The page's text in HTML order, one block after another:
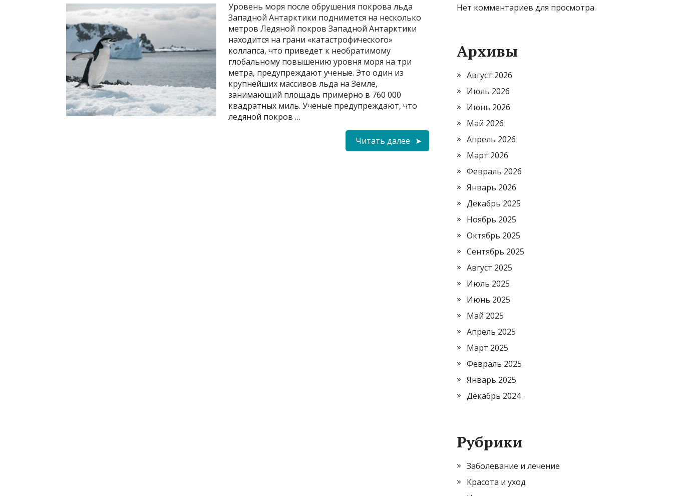
Уровень моря после обрушения покрова льда
Западной Антарктики поднимется на несколько
метров Ледяной покров Западной Антарктики
находится на грани «катастрофического»
коллапса, что приведет к необратимому
глобальному повышению уровня моря на три
метра, предупреждают ученые. Это один из
крупнейших массивов льда на Земле,
занимающий площадь примерно в 760 000
квадратных миль. Ученые предупреждают, что
ледяной покров …
Читать далее
Нет комментариев для просмотра.
Архивы
Август 2026
Июль 2026
Июнь 2026
Май 2026
Апрель 2026
Март 2026
Февраль 2026
Январь 2026
Декабрь 2025
Ноябрь 2025
Октябрь 2025
Сентябрь 2025
Август 2025
Июль 2025
Июнь 2025
Май 2025
Апрель 2025
Март 2025
Февраль 2025
Январь 2025
Декабрь 2024
Рубрики
Заболевание и лечение
Красота и уход